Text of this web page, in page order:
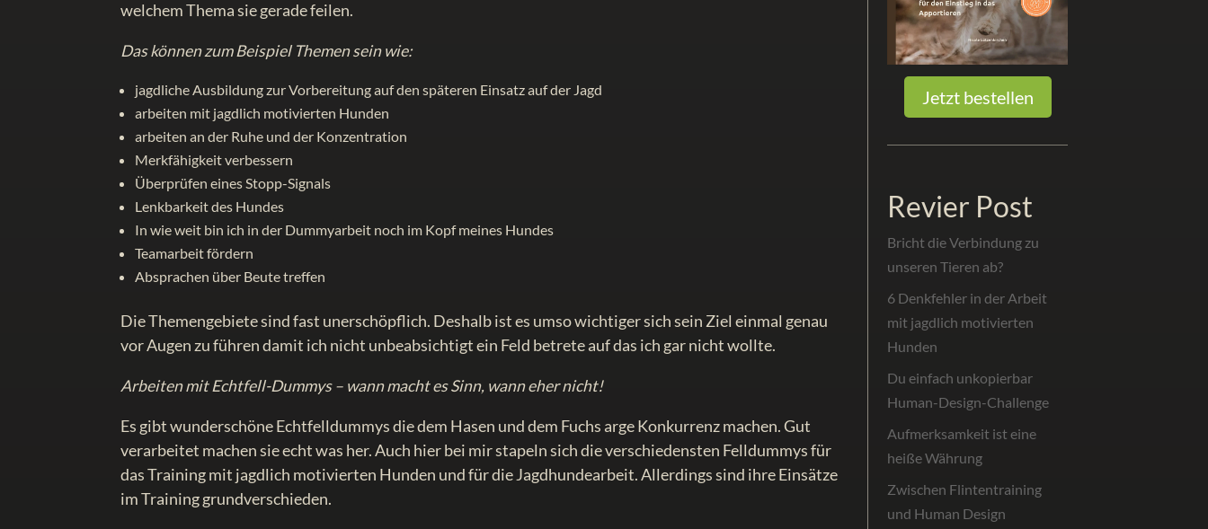
welchem Thema sie gerade feilen.
Das können zum Beispiel Themen sein wie:
jagdliche Ausbildung zur Vorbereitung auf den späteren Einsatz auf der Jagd
arbeiten mit jagdlich motivierten Hunden
arbeiten an der Ruhe und der Konzentration
Merkfähigkeit verbessern
Überprüfen eines Stopp-Signals
Lenkbarkeit des Hundes
In wie weit bin ich in der Dummyarbeit noch im Kopf meines Hundes
Teamarbeit fördern
Absprachen über Beute treffen
Die Themengebiete sind fast unerschöpflich. Deshalb ist es umso wichtiger sich sein Ziel einmal genau
vor Augen zu führen damit ich nicht unbeabsichtigt ein Feld betrete auf das ich gar nicht wollte.
Arbeiten mit Echtfell-Dummys – wann macht es Sinn, wann eher nicht!
Es gibt wunderschöne Echtfelldummys die dem Hasen und dem Fuchs arge Konkurrenz machen. Gut
verarbeitet machen sie echt was her. Auch hier bei mir stapeln sich die verschiedensten Felldummys für
das Training mit jagdlich motivierten Hunden und für die Jagdhundearbeit. Allerdings sind ihre Einsätze
im Training grundverschieden.
Jetzt bestellen
Revier Post
Bricht die Verbindung zu
unseren Tieren ab?
6 Denkfehler in der Arbeit
mit jagdlich motivierten
Hunden
Du einfach unkopierbar
Human-Design-Challenge
Aufmerksamkeit ist eine
heiße Währung
Zwischen Flintentraining
und Human Design